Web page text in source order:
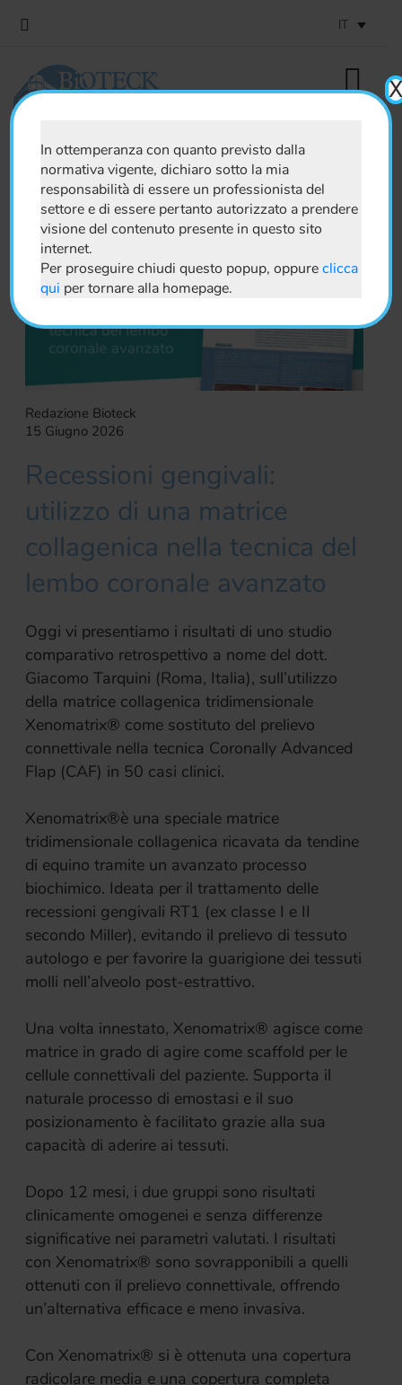
IT
News
Redazione Bioteck
15 Giugno 2026
Recessioni gengivali:
utilizzo di una matrice
collagenica nella tecnica del
lembo coronale avanzato
Oggi vi presentiamo i risultati di uno studio
comparativo retrospettivo a nome del dott.
Giacomo Tarquini (Roma, Italia), sull’utilizzo
della matrice collagenica tridimensionale
Xenomatrix® come sostituto del prelievo
connettivale nella tecnica Coronally Advanced
Flap (CAF) in 50 casi clinici.
Xenomatrix®è una speciale matrice
tridimensionale collagenica ricavata da tendine
di equino tramite un avanzato processo
biochimico. Ideata per il trattamento delle
recessioni gengivali RT1 (ex classe I e II
secondo Miller), evitando il prelievo di tessuto
autologo e per favorire la guarigione dei tessuti
molli nell’alveolo post-estrattivo.
Una volta innestato, Xenomatrix® agisce come
matrice in grado di agire come scaffold per le
cellule connettivali del paziente. Supporta il
naturale processo di emostasi e il suo
posizionamento è facilitato grazie alla sua
capacità di aderire ai tessuti.
Dopo 12 mesi, i due gruppi sono risultati
clinicamente omogenei e senza differenze
significative nei parametri valutati. I risultati
con Xenomatrix® sono sovrapponibili a quelli
ottenuti con il prelievo connettivale, offrendo
un’alternativa efficace e meno invasiva.
Con Xenomatrix® si è ottenuta una copertura
radicolare media e una copertura completa
In ottemperanza con quanto previsto dalla
normativa vigente, dichiaro sotto la mia
responsabilità di essere un professionista del
settore e di essere pertanto autorizzato a prendere
visione del contenuto presente in questo sito
internet.
Per proseguire chiudi questo popup, oppureclicca
qui per tornare alla homepage.
X